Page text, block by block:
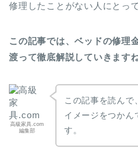
修理したことがない人にとっ
この記事では、ベッドの修理
渡って徹底解説していきますね
高級家具.com
編集部
この記事を読んで
イメージをつかん
す。